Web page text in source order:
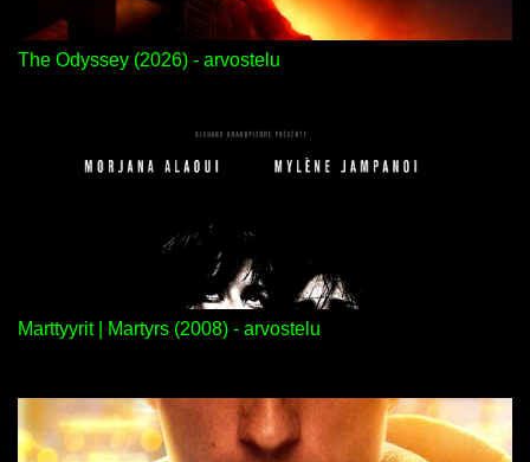
The Odyssey (2026) - arvostelu
Marttyyrit | Martyrs (2008) - arvostelu